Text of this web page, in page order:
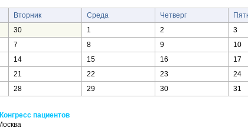
Вторник Среда Четверг
30 1 2 3
7 8 9 10
14 15 16 17
21 22 23 24
28 29 30 31
пациентов